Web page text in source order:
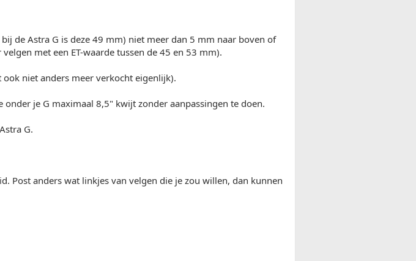
de Astra G is deze 49 mm) niet meer dan 5 mm naar boven of
met een ET-waarde tussen de 45 en 53 mm).
niet anders meer verkocht eigenlijk).
je G maximaal 8,5" kwijt zonder aanpassingen te doen.
G.
Post anders wat linkjes van velgen die je zou willen, dan kunnen